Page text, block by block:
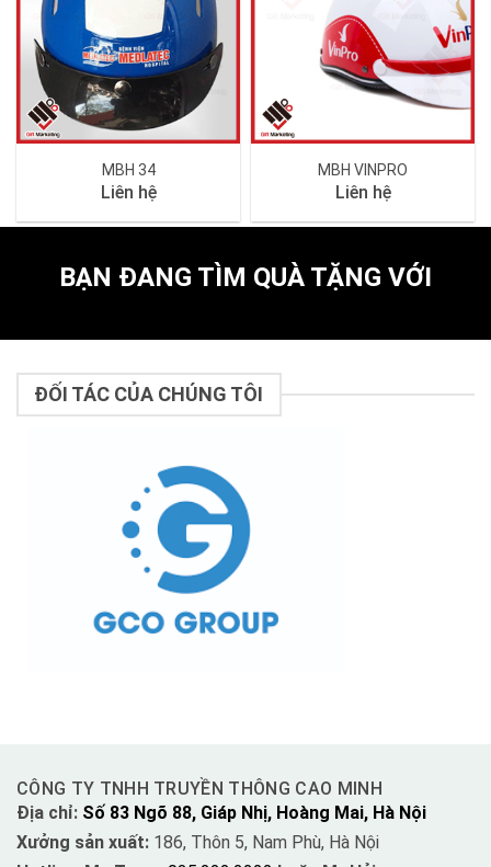
MBH 34
Liên hệ
MBH VINPRO
Liên hệ
BẠN ĐANG TÌM QUÀ TẶNG VỚI
ĐỐI TÁC CỦA CHÚNG TÔI
CÔNG TY TNHH TRUYỀN THÔNG CAO MINH
Địa chỉ: Số 83 Ngõ 88, Giáp Nhị, Hoàng Mai, Hà Nội
Xưởng sản xuất: 186, Thôn 5, Nam Phù, Hà Nội